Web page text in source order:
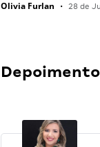
Olivia Furlan • 28 de